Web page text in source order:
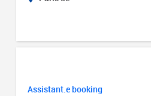
Assistant.e booking